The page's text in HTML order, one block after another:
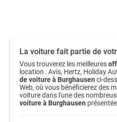
La voiture fait partie de
Vous trouverez les meilleures
location : Avis, Hertz, Holiday
de voiture à Burghausen ci-
Web, où vous bénéficierez des
voiture dans l'une des
voiture à Burghausen